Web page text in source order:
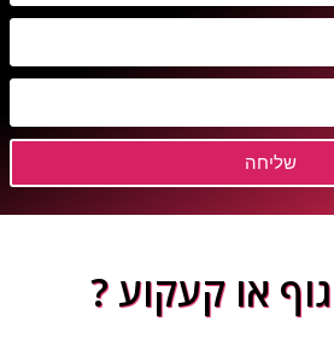
שליחה
גוף או קעקוע ?